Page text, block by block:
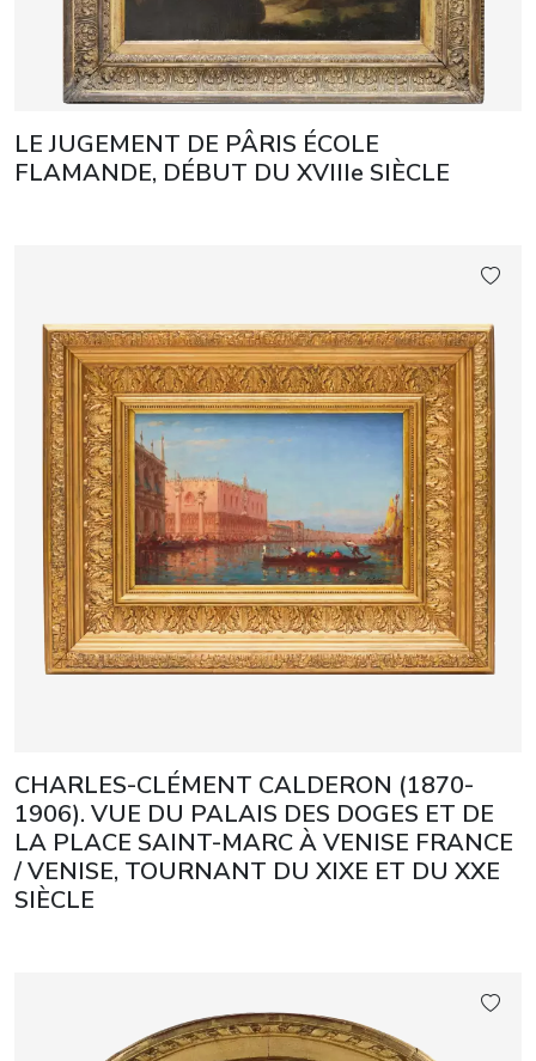
LE JUGEMENT DE PÂRIS ÉCOLE
FLAMANDE, DÉBUT DU XVIIIe SIÈCLE
CHARLES-CLÉMENT CALDERON (1870-
1906). VUE DU PALAIS DES DOGES ET DE
LA PLACE SAINT-MARC À VENISE FRANCE
/ VENISE, TOURNANT DU XIXE ET DU XXE
SIÈCLE